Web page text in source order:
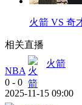
火箭 VS 奇
相关直播
NBA
火箭
0 - 0
2025-11-15 09:00